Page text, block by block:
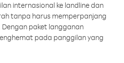
internasional ke landline dan
tanpa harus memperpanjang
paket langganan
pada panggilan yang